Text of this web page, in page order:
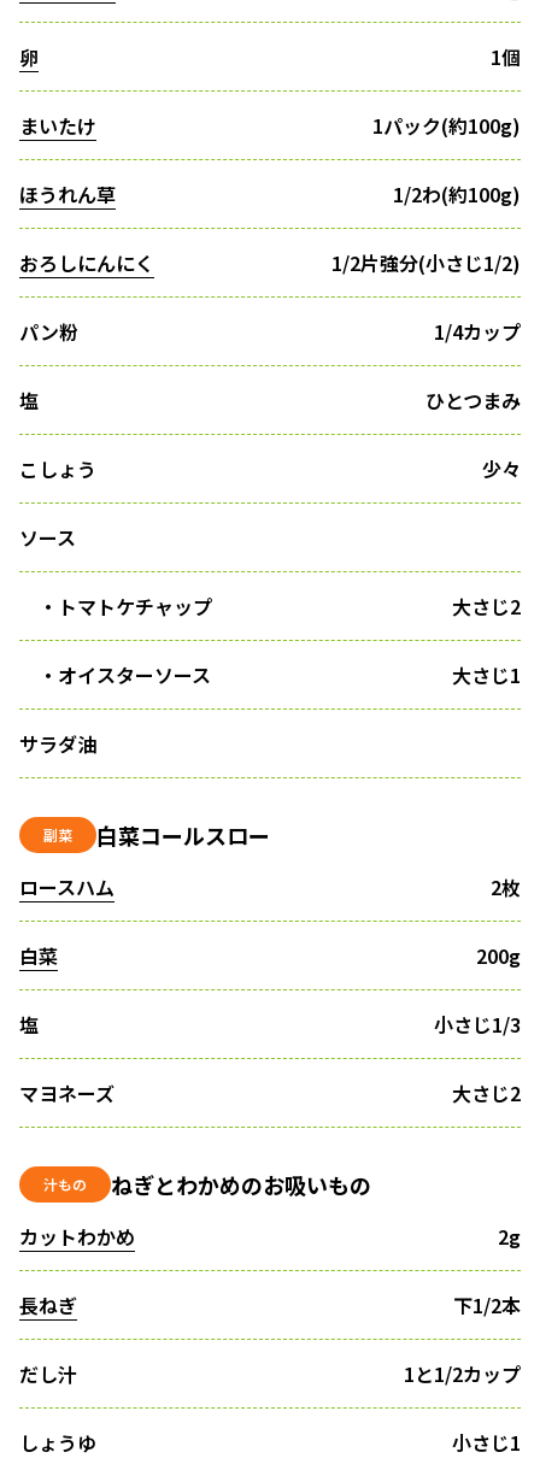
卵 1個
まいたけ 1パック(約100g)
ほうれん草 1/2わ(約100g)
おろしにんにく 1/2片強分(小さじ1/2)
パン粉 1/4カップ
塩 ひとつまみ
こしょう 少々
ソース
・トマトケチャップ 大さじ2
・オイスターソース 大さじ1
サラダ油
副菜 白菜コールスロー
ロースハム 2枚
白菜 200g
塩 小さじ1/3
マヨネーズ 大さじ2
汁もの ねぎとわかめのお吸いもの
カットわかめ 2g
長ねぎ 下1/2本
だし汁 1と1/2カップ
しょうゆ 小さじ1